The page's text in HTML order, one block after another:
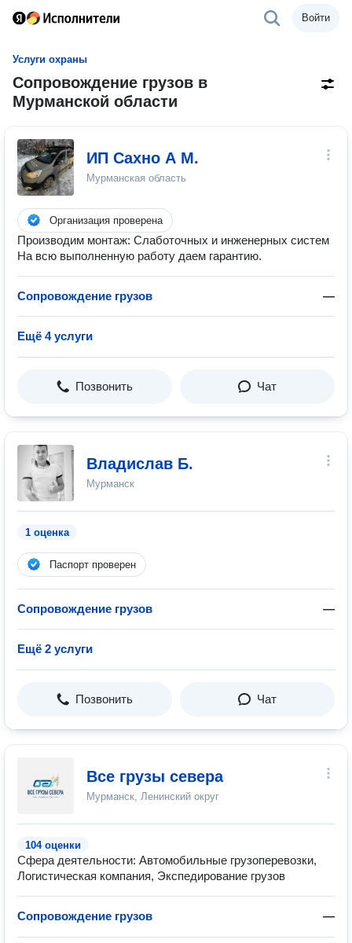
Войти
Услуги охраны
Сопровождение грузов в
Мурманской области
ИП Сахно А М.
Мурманская область
Организация проверена
Производим монтаж: Слаботочных и инженерных систем
На всю выполненную работу даем гарантию.
Сопровождение грузов —
Ещё 4 услуги
Позвонить Чат
Владислав Б.
Мурманск
1 оценка
Паспорт проверен
Сопровождение грузов —
Ещё 2 услуги
Позвонить Чат
Все грузы севера
Мурманск, Ленинский округ
104 оценки
Сфера деятельности: Автомобильные грузоперевозки,
Логистическая компания, Экспедирование грузов
Сопровождение грузов —